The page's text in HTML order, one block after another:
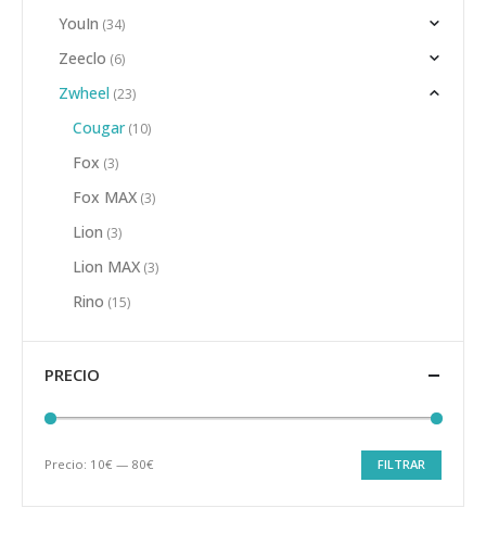
YouIn (34)
Zeeclo (6)
Zwheel (23)
Cougar (10)
Fox (3)
Fox MAX (3)
Lion (3)
Lion MAX (3)
Rino (15)
PRECIO
Precio
Precio
FILTRAR
Precio: 10€ — 80€